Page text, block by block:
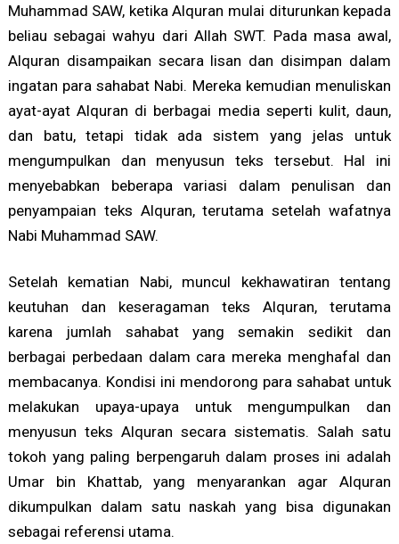
Muhammad SAW, ketika Alquran mulai diturunkan kepada
beliau sebagai wahyu dari Allah SWT. Pada masa awal,
Alquran disampaikan secara lisan dan disimpan dalam
ingatan para sahabat Nabi. Mereka kemudian menuliskan
ayat-ayat Alquran di berbagai media seperti kulit, daun,
dan batu, tetapi tidak ada sistem yang jelas untuk
mengumpulkan dan menyusun teks tersebut. Hal ini
menyebabkan beberapa variasi dalam penulisan dan
penyampaian teks Alquran, terutama setelah wafatnya
Nabi Muhammad SAW.
Setelah kematian Nabi, muncul kekhawatiran tentang
keutuhan dan keseragaman teks Alquran, terutama
karena jumlah sahabat yang semakin sedikit dan
berbagai perbedaan dalam cara mereka menghafal dan
membacanya. Kondisi ini mendorong para sahabat untuk
melakukan upaya-upaya untuk mengumpulkan dan
menyusun teks Alquran secara sistematis. Salah satu
tokoh yang paling berpengaruh dalam proses ini adalah
Umar bin Khattab, yang menyarankan agar Alquran
dikumpulkan dalam satu naskah yang bisa digunakan
sebagai referensi utama.